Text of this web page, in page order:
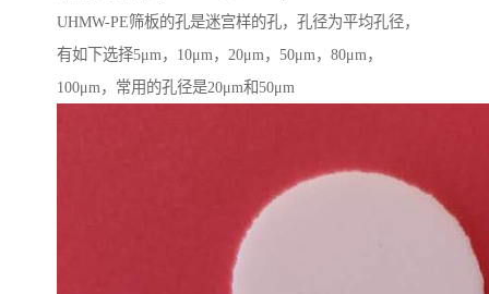
UHMW-PE筛板的孔是迷宫样的孔，孔径为平均孔径，
有如下选择5μm，10μm，20μm，50μm，80μm，
100μm，常用的孔径是20μm和50μm